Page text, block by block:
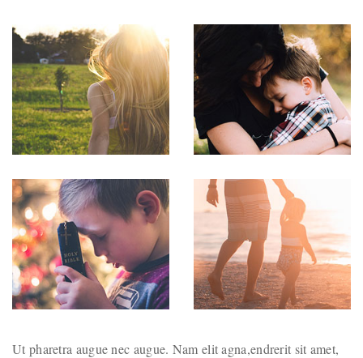
Ut pharetra augue nec augue. Nam elit agna,endrerit sit amet,